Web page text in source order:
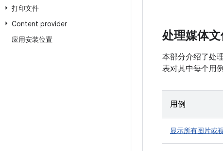
打印文件
Content provider
应用安装位置
处理媒体
本部分介绍了处
表对其中每个用
用例
显示所有图片或